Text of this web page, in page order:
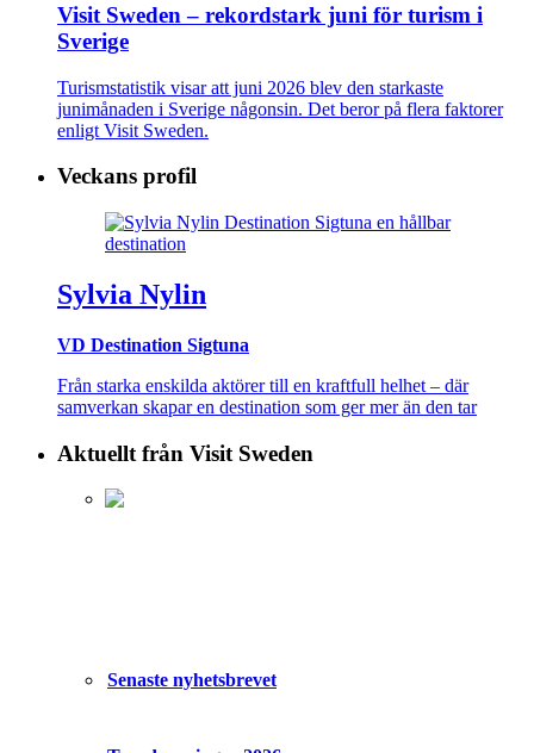
Visit Sweden – rekordstark juni för turism i
Sverige
Turismstatistik visar att juni 2026 blev den starkaste
junimånaden i Sverige någonsin. Det beror på flera faktorer
enligt Visit Sweden.
Veckans profil
Sylvia Nylin
VD Destination Sigtuna
Från starka enskilda aktörer till en kraftfull helhet – där
samverkan skapar en destination som ger mer än den tar
Aktuellt från Visit Sweden
Senaste nyhetsbrevet